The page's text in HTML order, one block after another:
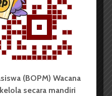
Lomba Riset
Inovasi
(BOPM) Wacana
secara mandiri